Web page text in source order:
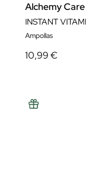
Alchemy
INSTANT
Ampollas
10,99 €